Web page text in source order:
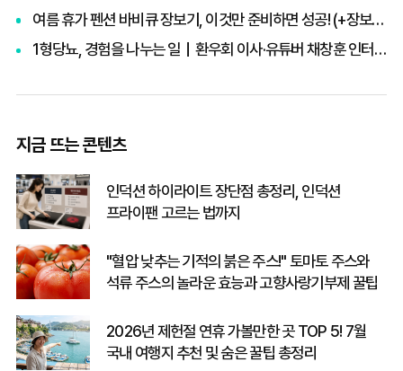
여름 휴가 펜션 바비큐 장보기, 이것만 준비하면 성공! (+장보기 체크리스트)
1형당뇨, 경험을 나누는 일｜환우회 이사·유튜버 채창훈 인터뷰 ②
지금 뜨는 콘텐츠
인덕션 하이라이트 장단점 총정리, 인덕션
프라이팬 고르는 법까지
"혈압 낮추는 기적의 붉은 주스!" 토마토 주스와
석류 주스의 놀라운 효능과 고향사랑기부제 꿀팁
2026년 제헌절 연휴 가볼만한 곳 TOP 5! 7월
국내 여행지 추천 및 숨은 꿀팁 총정리